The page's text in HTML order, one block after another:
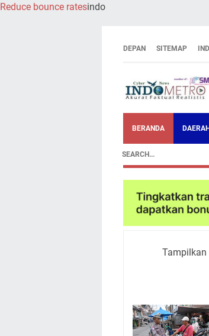
Reduce bounce ratesindo
DEPAN SITEMAP
BERANDA DAERAH
Tampilkan